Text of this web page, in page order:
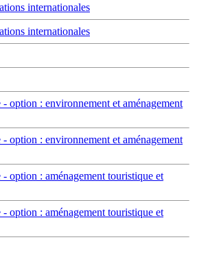
internationales
internationales
option : environnement et aménagement
option : environnement et aménagement
option : aménagement touristique et
option : aménagement touristique et